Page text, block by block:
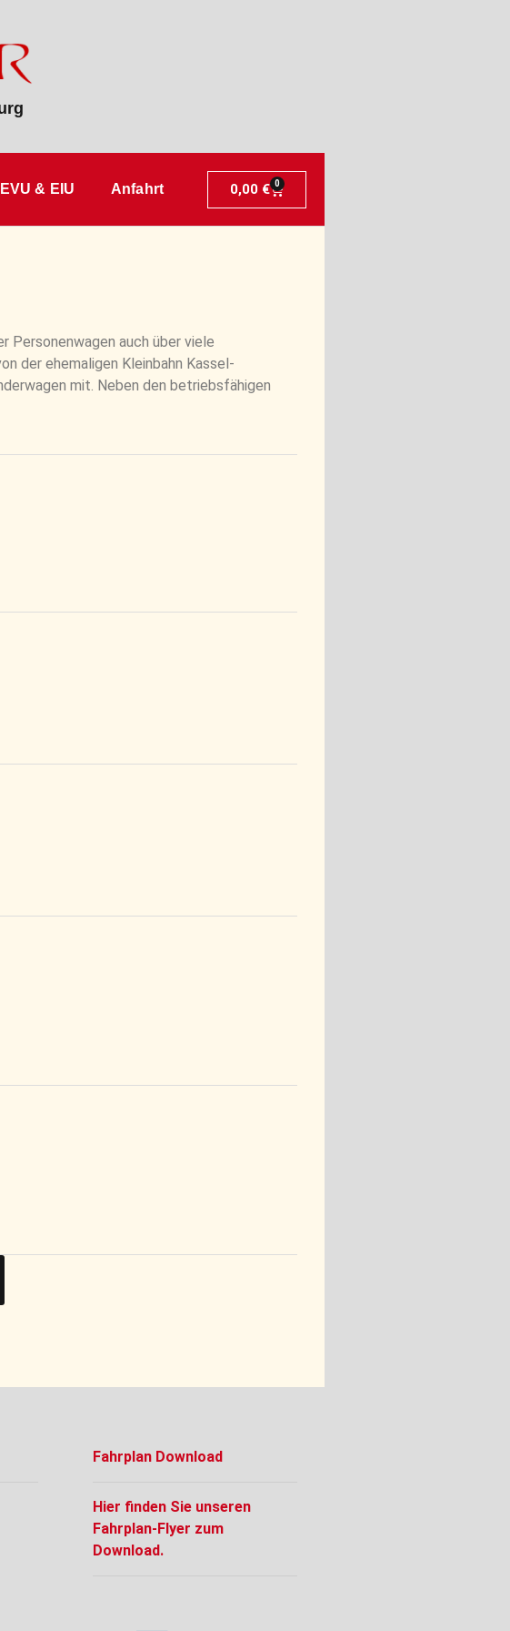
EVU & EIU Anfahrt 0,00 € 0
Personenwagen auch über viele
der ehemaligen Kleinbahn Kassel-
mit. Neben den betriebsfähigen
Fahrplan Download
Hier finden Sie unseren
Fahrplan-Flyer zum
Download.